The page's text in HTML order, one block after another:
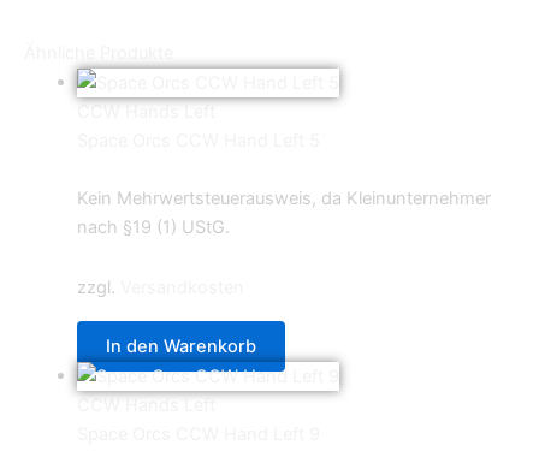
CCW Hands Left
Kein Mehrwertsteuerausweis, da Kleinunternehmer
nach §19 (1) UStG.
zzgl.
In den Warenkorb
CCW Hands Left